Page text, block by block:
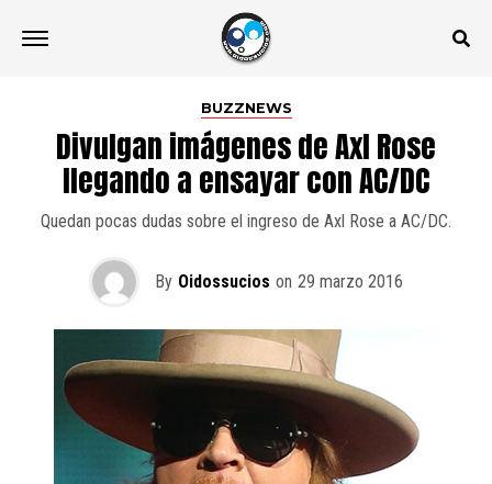
BUZZNEWS
Divulgan imágenes de Axl Rose
llegando a ensayar con AC/DC
Quedan pocas dudas sobre el ingreso de Axl Rose a AC/DC.
By Oidossucios on 29 marzo 2016